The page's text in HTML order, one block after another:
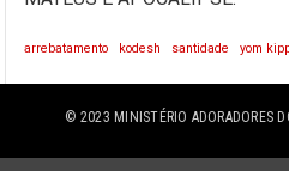
arrebatamento kodesh santidade yom
© 2023 MINISTÉRIO ADORADORES